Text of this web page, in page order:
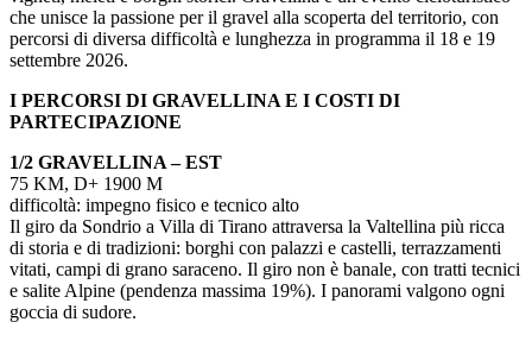
che unisce la passione per il gravel alla scoperta del territorio, con
percorsi di diversa difficoltà e lunghezza in programma il 18 e 19
settembre 2026.
I PERCORSI DI GRAVELLINA E I COSTI DI
PARTECIPAZIONE
1/2 GRAVELLINA – EST
75 KM, D+ 1900 M
difficoltà: impegno fisico e tecnico alto
Il giro da Sondrio a Villa di Tirano attraversa la Valtellina più ricca
di storia e di tradizioni: borghi con palazzi e castelli, terrazzamenti
vitati, campi di grano saraceno. Il giro non è banale, con tratti tecnici
e salite Alpine (pendenza massima 19%). I panorami valgono ogni
goccia di sudore.